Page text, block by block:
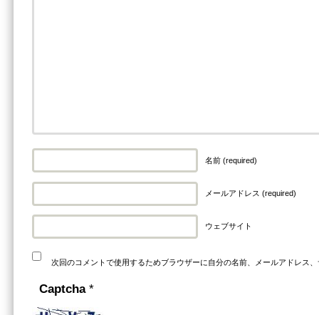
名前 (required)
メールアドレス (required)
ウェブサイト
次回のコメントで使用するためブラウザーに自分の名前、メールアドレス
Captcha *